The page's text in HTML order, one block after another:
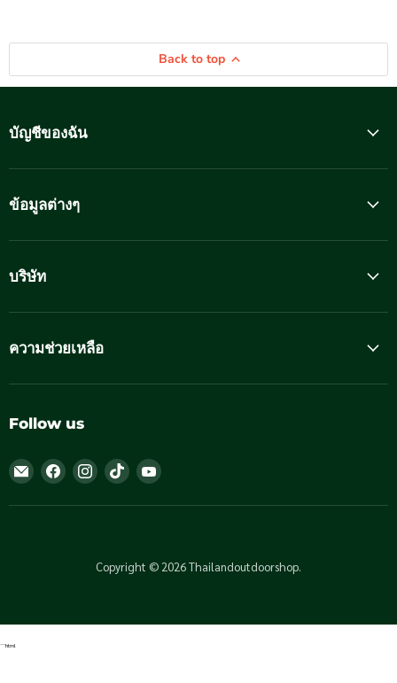
Back to top
บัญชีของฉัน
ข้อมูลต่างๆ
บริษัท
ความช่วยเหลือ
Follow us
Email
Thailandoutdoorshop
Find
on
Find
on
Find
on
Find
on
Copyright © 2026 Thailandoutdoorshop.
```html